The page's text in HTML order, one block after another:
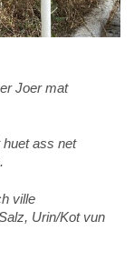
Joer mat
huet ass net
ville
Urin/Kot vun